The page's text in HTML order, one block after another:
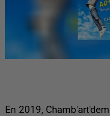
En 2019,